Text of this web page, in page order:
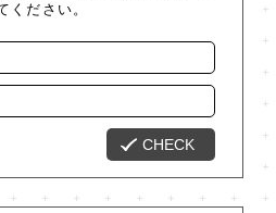
ください。
CHECK